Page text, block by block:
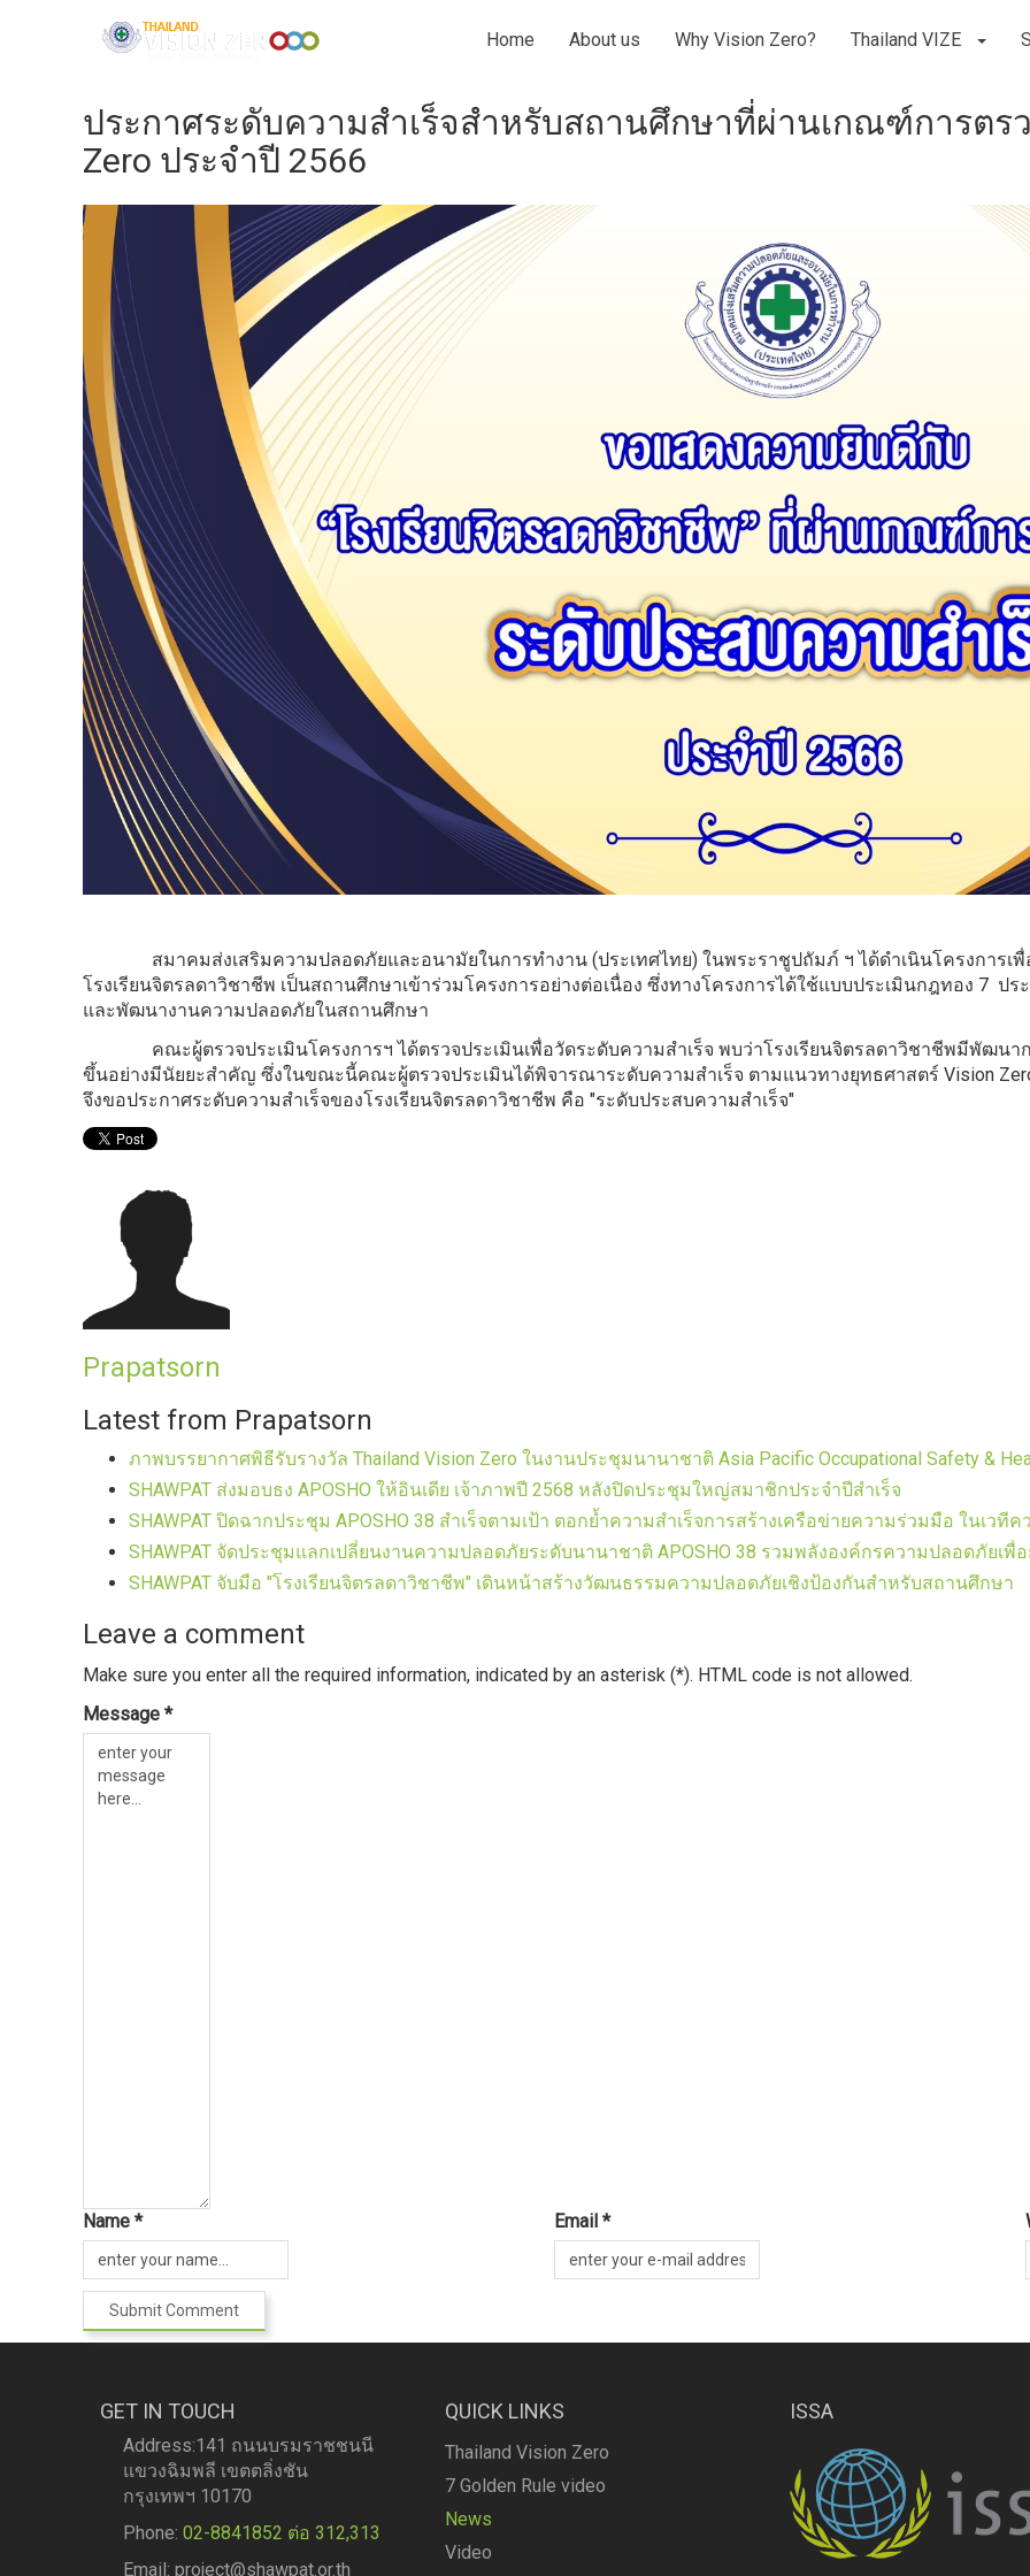
Home About us Why Vision Zero? Thailand VIZE
ประกาศระดับความสำเร็จสำหรับสถานศึกษาที่ผ่านเกณฑ์การตร
Zero ประจำปี 2566
สมาคมส่งเสริมความปลอดภัยและอนามัยในการทำงาน (ประเทศไทย) ในพระราชูปถัมภ์ ฯ ได้ดำเนินโครงการเพื่
โรงเรียนจิตรลดาวิชาชีพ เป็นสถานศึกษาเข้าร่วมโครงการอย่างต่อเนื่อง ซึ่งทางโครงการได้ใช้แบบประเมินกฎทอง 7 ป
และพัฒนางานความปลอดภัยในสถานศึกษา
คณะผู้ตรวจประเมินโครงการฯ ได้ตรวจประเมินเพื่อวัดระดับความสำเร็จ พบว่าโรงเรียนจิตรลดาวิชาชีพมีพัฒนา
ขึ้นอย่างมีนัยยะสำคัญ ซึ่งในขณะนี้คณะผู้ตรวจประเมินได้พิจารณาระดับความสำเร็จ ตามแนวทางยุทธศาสตร์ Vision
จึงขอประกาศระดับความสำเร็จของโรงเรียนจิตรลดาวิชาชีพ คือ "ระดับประสบความสำเร็จ"
Prapatsorn
Latest from Prapatsorn
ภาพบรรยากาศพิธีรับรางวัล Thailand Vision Zero ในงานประชุมนานาชาติ Asia Pacific Occupational Safety &
SHAWPAT ส่งมอบธง APOSHO ให้อินเดีย เจ้าภาพปี 2568 หลังปิดประชุมใหญ่สมาชิกประจำปีสำเร็จ
SHAWPAT ปิดฉากประชุม APOSHO 38 สำเร็จตามเป้า ตอกย้ำความสำเร็จการสร้างเครือข่ายความร่วมมือ ในเว
SHAWPAT จัดประชุมแลกเปลี่ยนงานความปลอดภัยระดับนานาชาติ APOSHO 38 รวมพลังองค์กรความปลอดภัยเพื่
SHAWPAT จับมือ "โรงเรียนจิตรลดาวิชาชีพ" เดินหน้าสร้างวัฒนธรรมความปลอดภัยเชิงป้องกันสำหรับสถานศึกษา
Leave a comment
Make sure you enter all the required information, indicated by an asterisk (*). HTML code is not allowed.
Message *
Name * Email *
GET IN TOUCH
Address:141 ถนนบรมราชชนนี
แขวงฉิมพลี เขตตลิ่งชัน
กรุงเทพฯ 10170
Phone: 02-8841852 ต่อ 312,313
Email: project@shawpat.or.th
QUICK LINKS
Thailand Vision Zero
7 Golden Rule video
News
Video
ISSA